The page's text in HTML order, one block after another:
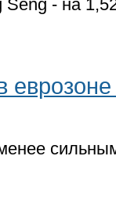
- на